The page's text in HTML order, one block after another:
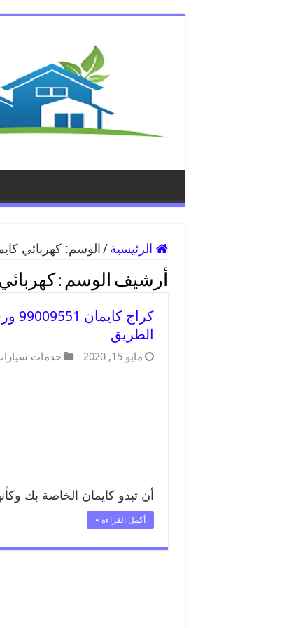
الرئيسية / الوسم:كهربائي
أرشيف الوسم :
الطريق
مايو 15, 2020 خدمات
أن تبدو كايمان الخاصة بك
أكمل القراءة »